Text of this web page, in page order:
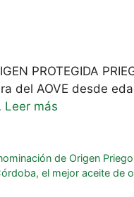
PROTEGIDA
del AOVE desde
Leer más
de Origen
, el mejor aceite de